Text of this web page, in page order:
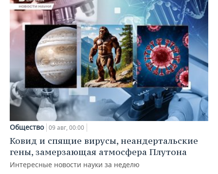
Общество 09 авг, 00:00
Ковид и спящие вирусы, неандертальские
гены, замерзающая атмосфера Плутона
Интересные новости науки за неделю